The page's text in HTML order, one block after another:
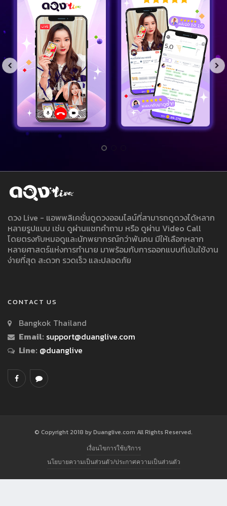
ดวง Live - แอพพลิเคชั่นดูดวงออนไลน์ที่สามารถดูดวงได้หลาก
หลายรูปแบบ เช่น ดูผ่านแชทคำถาม หรือ ดูผ่าน Video Call
โดยตรงกับหมอดูและนักพยากรณ์กว่าพันคน มีให้เลือกหลาก
หลายศาสตร์แห่งการทำนาย มาพร้อมกับการออกแบบที่เน้นใช้งาน
ง่ายที่สุด สะดวก รวดเร็ว และปลอดภัย
CONTACT US
Bangkok Thailand
Email: support@duanglive.com
Line: @duanglive
© Copyright 2018 by Duanglive.com All Rights Reserved.
เงื่อนไขการใช้บริการ
นโยบายความเป็นส่วนตัว/ประกาศความเป็นส่วนตัว